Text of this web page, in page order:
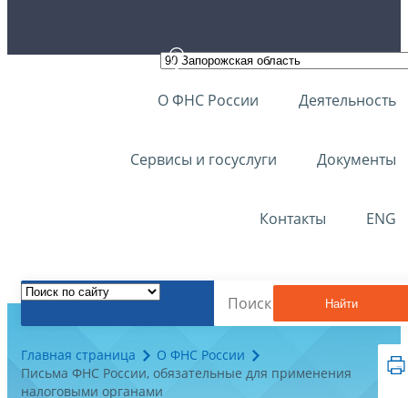
О ФНС России Деятельность
Сервисы и госуслуги Документы
Контакты ENG
Найти
Главная страница
О ФНС России
Письма ФНС России, обязательные для применения
налоговыми органами